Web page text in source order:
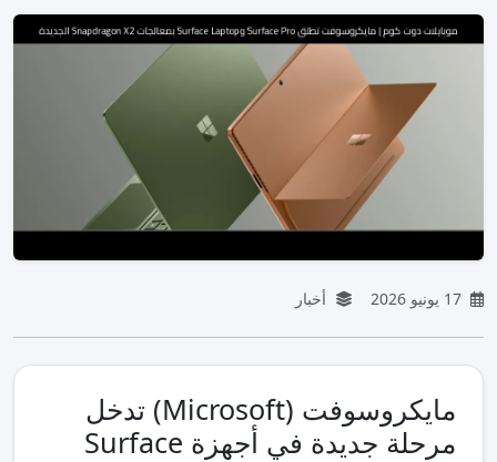
أخبار
مايكروسوفت (Microsoft) تدخل
مرحلة جديدة في أجهزة Surface